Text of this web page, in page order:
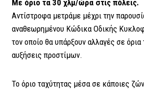
Με όριο τα 30 χλμ/ώρα στις πόλεις.
Αντίστροφα μετράμε μέχρι την
αναθεωρημένου Κώδικα Οδικής
τον οποίο θα υπάρξουν αλλαγές σε όρια
αυξήσεις προστίμων.
Το όριο ταχύτητας μέσα σε κάποιες